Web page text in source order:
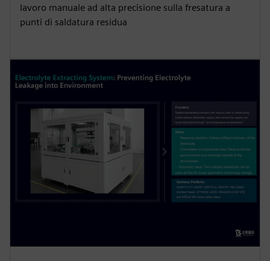
lavoro manuale ad alta precisione sulla fresatura a
punti di saldatura residua